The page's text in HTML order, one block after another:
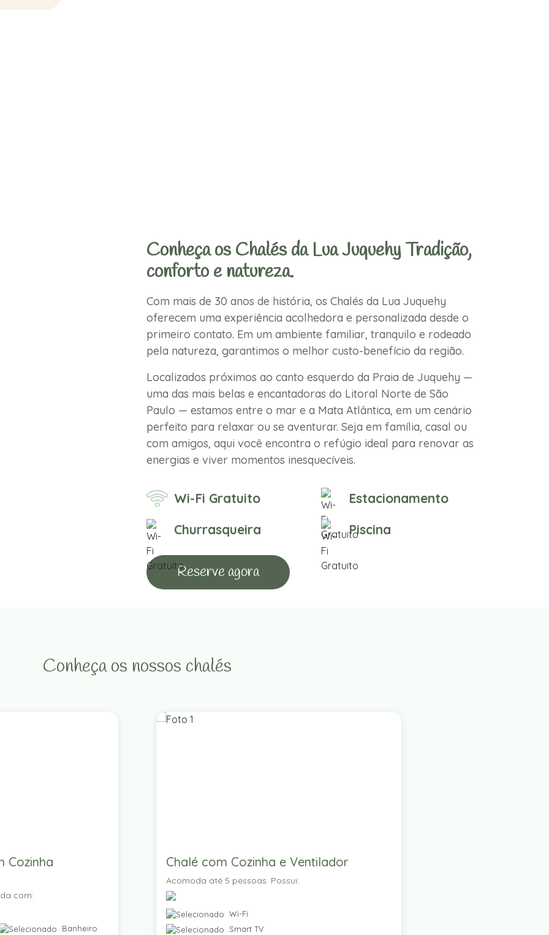
Conheça os Chalés da Lua Juquehy Tradição,
conforto e natureza.
Com mais de 30 anos de história, os Chalés da Lua Juquehy
oferecem uma experiência acolhedora e personalizada desde o
primeiro contato. Em um ambiente familiar, tranquilo e rodeado
pela natureza, garantimos o melhor custo-benefício da região.
Localizados próximos ao canto esquerdo da Praia de Juquehy —
uma das mais belas e encantadoras do Litoral Norte de São
Paulo — estamos entre o mar e a Mata Atlântica, em um cenário
perfeito para relaxar ou se aventurar. Seja em família, casal ou
com amigos, aqui você encontra o refúgio ideal para renovar as
energias e viver momentos inesquecíveis.
Wi-Fi Gratuito
Estacionamento
Churrasqueira
Piscina
Reserve agora
Conheça os nossos chalés
Cozinha
com:
Banheiro
Chalé com Cozinha e Ventilador
Acomoda até 5 pessoas. Possui:
Wi-Fi
Smart TV